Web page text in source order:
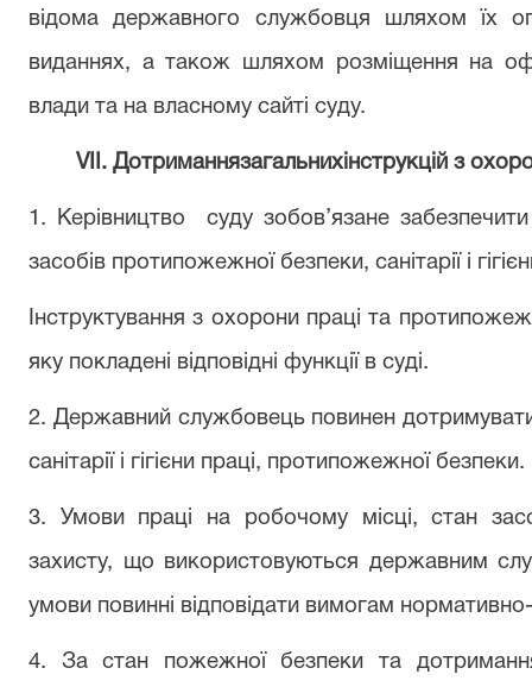
відома державного службовця шляхом їх
виданнях, а також шляхом розміщення на
влади та на власному сайті суду.
V ІІ. Дотриманнязагальнихінструкцій з
1. Керівництво суду зобов’язане
засобів протипожежної безпеки, санітарії і
Інструктування з охорони праці та
яку покладені відповідні функції в суді.
2. Державний службовець повинен
санітарії і гігієни праці, протипожежної безпеки.
3. Умови праці на робочому місці, стан
захисту, що використовуються державним
умови повинні відповідати вимогам
4. За стан пожежної безпеки та